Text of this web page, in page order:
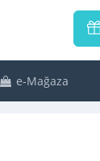
e-Mağaza